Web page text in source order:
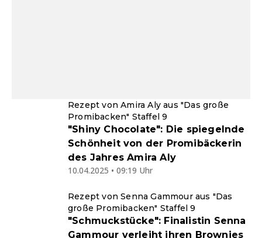
Rezept von Amira Aly aus "Das große
Promibacken" Staffel 9
"Shiny Chocolate": Die spiegelnde
Schönheit von der Promibäckerin
des Jahres Amira Aly
10.04.2025 • 09:19 Uhr
Rezept von Senna Gammour aus "Das
große Promibacken" Staffel 9
"Schmuckstücke": Finalistin Senna
Gammour verleiht ihren Brownies